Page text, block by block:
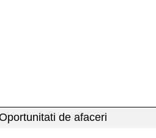
de afaceri